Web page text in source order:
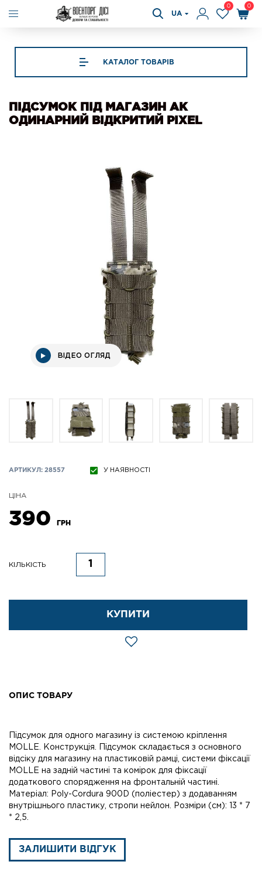
UA
0 0
КАТАЛОГ ТОВАРІВ
ПІДСУМОК ПІД МАГАЗИН АК
ОДИНАРНИЙ ВІДКРИТИЙ РІХЕL
ВІДЕО ОГЛЯД
АРТИКУЛ: 28557 У НАЯВНОСТІ
ЦІНА
390 ГРН
КІЛЬКІСТЬ
КУПИТИ
ОПИС ТОВАРУ
Підсумок для одного магазину із системою кріплення
MOLLE. Конструкція. Підсумок складається з основного
відсіку для магазину на пластиковій рамці, системи фіксації
MOLLE на задній частині та комірок для фіксації
додаткового спорядження на фронтальній частині.
Матеріал: Poly-Cordura 900D (поліестер) з додаванням
внутрішнього пластику, стропи нейлон. Розміри (см): 13 * 7
* 2,5.
ЗАЛИШИТИ ВІДГУК